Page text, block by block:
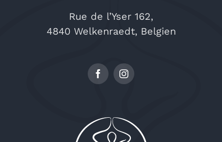
Rue de l’Yser 162,
4840 Welkenraedt, Belgien